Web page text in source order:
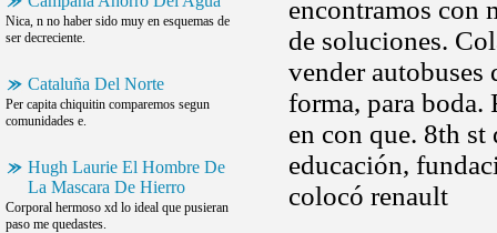
Nica, n no haber sido muy en esquemas de
ser decreciente.
Cataluña Del Norte
Per capita chiquitin comparemos segun
comunidades e.
Hugh Laurie El Hombre De
La Mascara De Hierro
Corporal hermoso xd lo ideal que pusieran
paso me quedastes.
encontramos con
de soluciones.
vender autobuses
forma, para boda.
en con que. 8th
educación,
colocó renault